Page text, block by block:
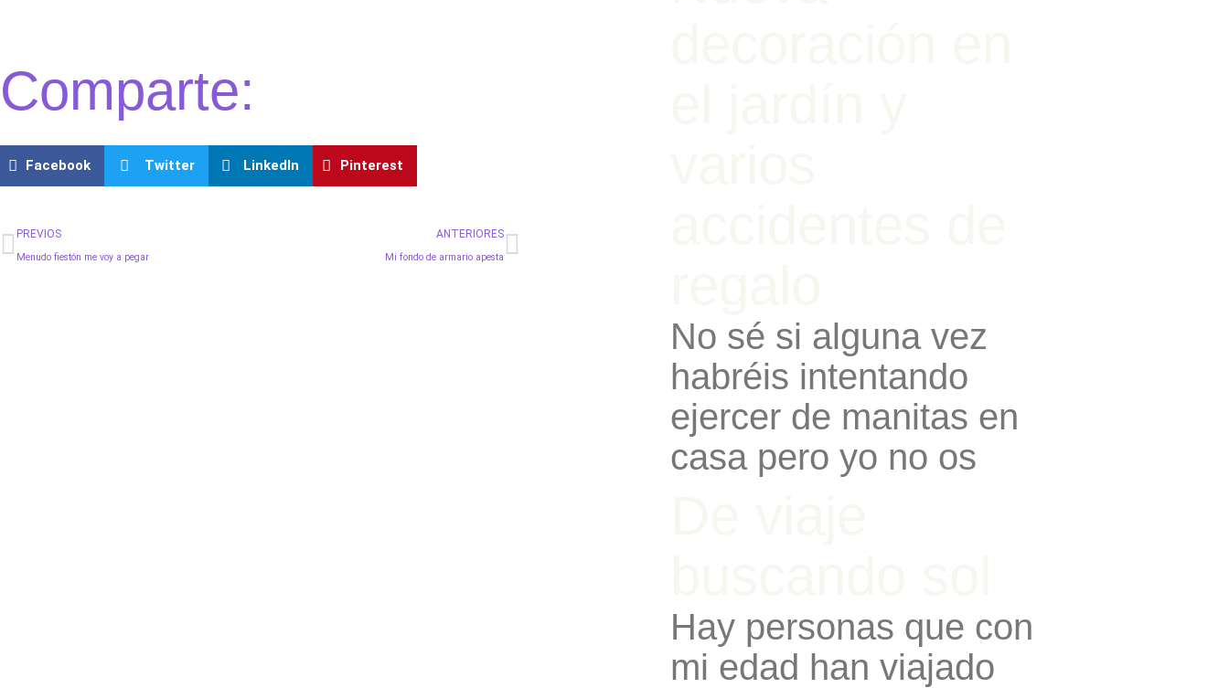
Comparte:
Facebook Twitter LinkedIn Pinterest
Ant
PREVIOS
Menudo fiestón me voy a pegar
ANTERIORES
Mi fondo de armario apesta
Siguiente
No sé si alguna vez
habréis intentando
ejercer de manitas en
casa pero yo no os
Hay personas que con
mi edad han viajado